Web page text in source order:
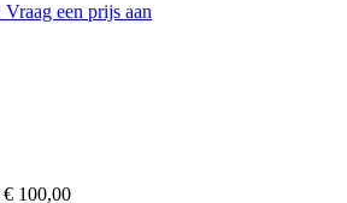
Vraag een prijs aan
100,00